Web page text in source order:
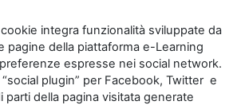
integra funzionalità sviluppate da
pagine della piattaforma e-Learning
espresse nei social network.
plugin” per Facebook, Twitter e
parti della pagina visitata generate